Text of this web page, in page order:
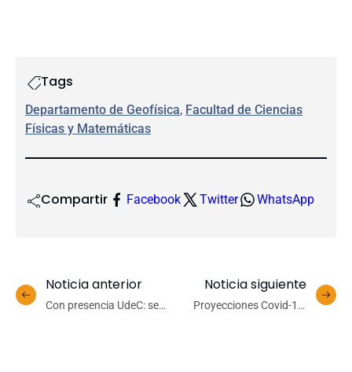
Tags
Departamento de Geofísica, Facultad de Ciencias
Físicas y Matemáticas
Compartir Facebook Twitter WhatsApp
Noticia anterior
Con presencia UdeC: se
Noticia siguiente
Proyecciones Covid-19: